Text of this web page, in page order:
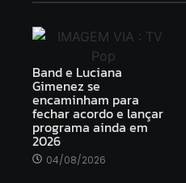
Band e Luciana
Gimenez se
encaminham para
fechar acordo e lançar
programa ainda em
2026
04/08/2026